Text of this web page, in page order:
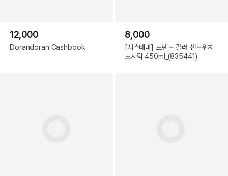
12,000
Dorandoran Cashbook
8,000
[시스테마] 트렌드 컬러 샌드위치
도시락 450ml_(835441)